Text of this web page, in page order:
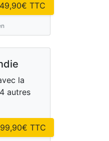
€ TTC
la
autres
€ TTC